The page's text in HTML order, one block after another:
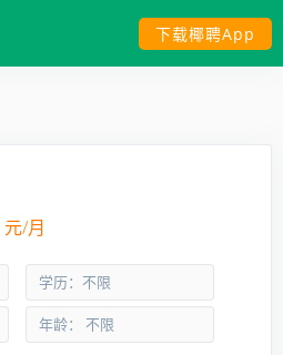
下载椰聘App
元/月
学历：不限
年龄： 不限